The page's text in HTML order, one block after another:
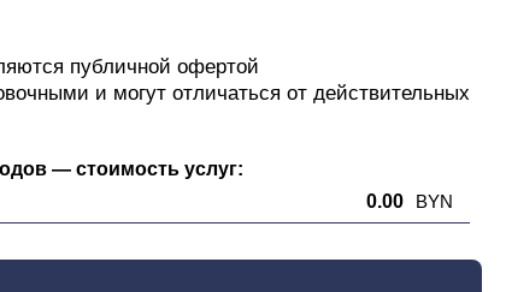
публичной офертой
и могут отличаться от действительных
— стоимость услуг:
0.00 BYN